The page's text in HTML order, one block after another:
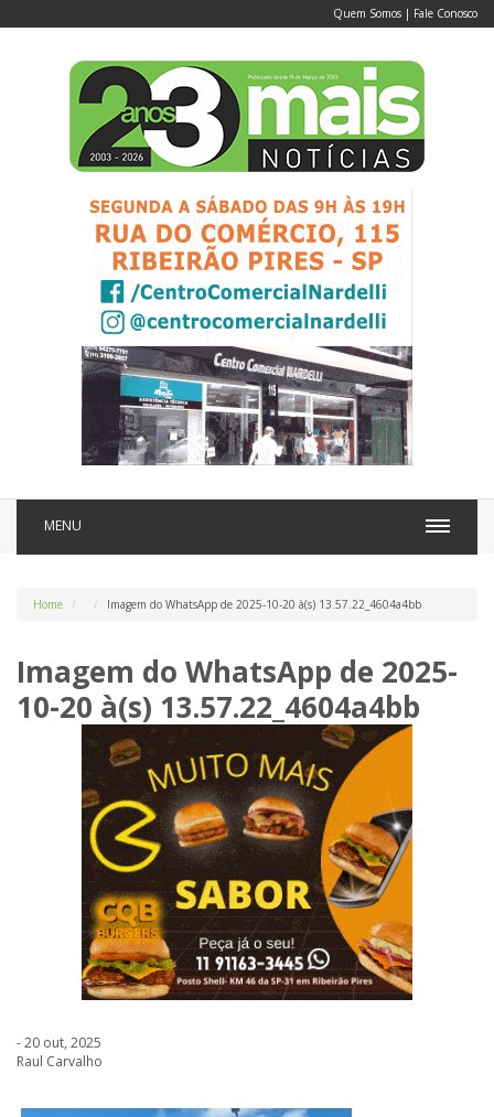
Quem Somos | Fale Conosco
MENU
Home Imagem do WhatsApp de 2025-10-20 à(s) 13.57.22_4604a4bb
Imagem do WhatsApp de 2025-
10-20 à(s) 13.57.22_4604a4bb
- 20 out, 2025
Raul Carvalho